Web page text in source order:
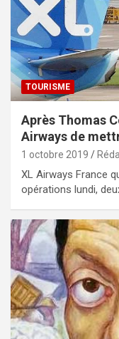
TOURISME
Après Thomas
Airways de
1 octobre 2019
XL Airways France
opérations lundi,